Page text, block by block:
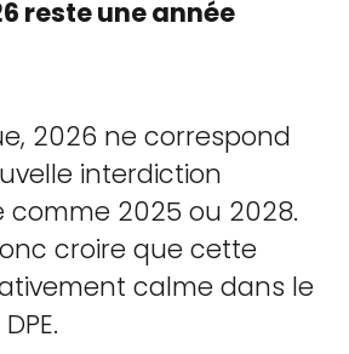
reste une année
2026 ne correspond
interdiction
2025 ou 2028.
croire que cette
calme dans le